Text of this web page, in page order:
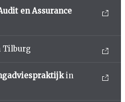
en Assurance
Tilburg
in